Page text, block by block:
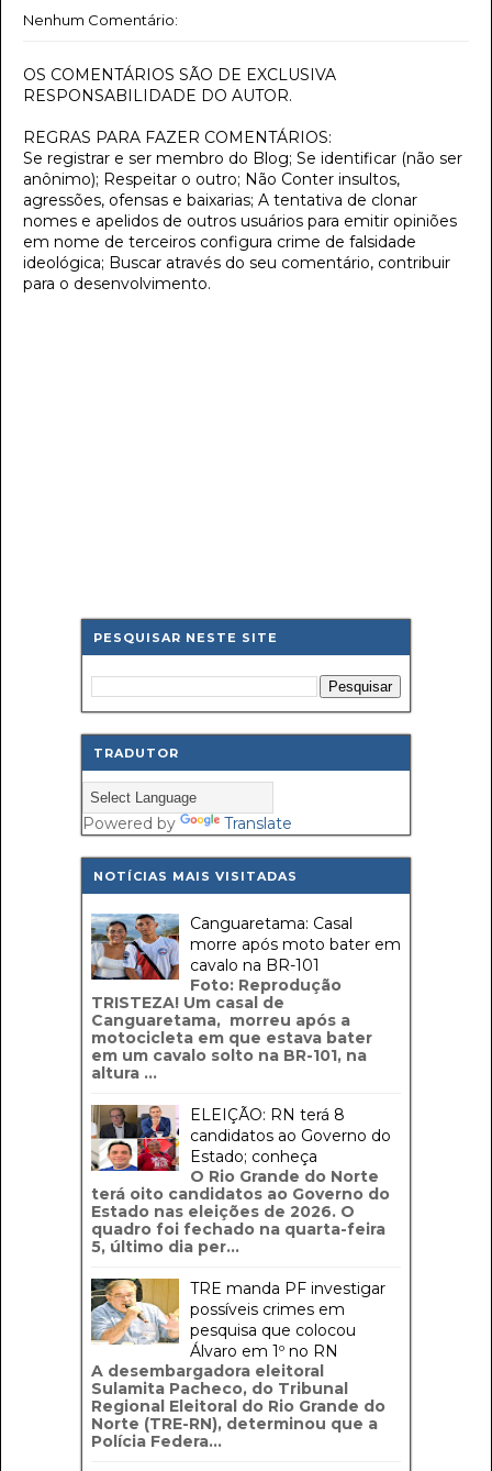
Nenhum Comentário:
OS COMENTÁRIOS SÃO DE EXCLUSIVA
RESPONSABILIDADE DO AUTOR.
REGRAS PARA FAZER COMENTÁRIOS:
Se registrar e ser membro do Blog; Se identificar (não ser
anônimo); Respeitar o outro; Não Conter insultos,
agressões, ofensas e baixarias; A tentativa de clonar
nomes e apelidos de outros usuários para emitir opiniões
em nome de terceiros configura crime de falsidade
ideológica; Buscar através do seu comentário, contribuir
para o desenvolvimento.
PESQUISAR NESTE SITE
TRADUTOR
Powered by Translate
NOTÍCIAS MAIS VISITADAS
Canguaretama: Casal
morre após moto bater em
cavalo na BR-101
Foto: Reprodução
TRISTEZA! Um casal de
Canguaretama, morreu após a
motocicleta em que estava bater
em um cavalo solto na BR-101, na
altura ...
ELEIÇÃO: RN terá 8
candidatos ao Governo do
Estado; conheça
O Rio Grande do Norte
terá oito candidatos ao Governo do
Estado nas eleições de 2026. O
quadro foi fechado na quarta-feira
5, último dia per...
TRE manda PF investigar
possíveis crimes em
pesquisa que colocou
Álvaro em 1º no RN
A desembargadora eleitoral
Sulamita Pacheco, do Tribunal
Regional Eleitoral do Rio Grande do
Norte (TRE-RN), determinou que a
Polícia Federa...